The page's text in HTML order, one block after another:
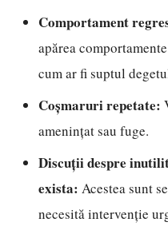
Comportament
apărea
cum ar fi suptul
Coșmaruri repetate:
amenințat sau fuge.
Discuții despre
exista: Acestea sunt
necesită intervenție